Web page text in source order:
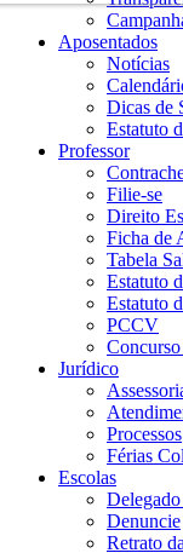
Aposentados
Notícias
Dicas de
Estatuto
Professor
Filie-se
Direito
Ficha de
Tabela
Estatuto
Estatuto
PCCV
Jurídico
Processos
Férias
Escolas
Delegado
Denuncie
Retrato